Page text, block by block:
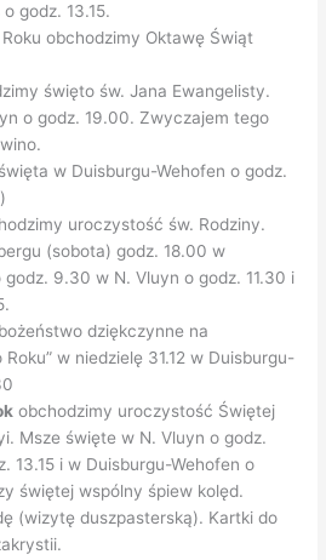
godz. 13.15.
obchodzimy Oktawę Świąt
święto św. Jana Ewangelisty.
o godz. 19.00. Zwyczajem tego
w Duisburgu-Wehofen o godz.
uroczystość św. Rodziny.
(sobota) godz. 18.00 w
godz. 9.30 w N. Vluyn o godz. 11.30 i
dziękczynne na
w niedzielę 31.12 w Duisburgu-
obchodzimy uroczystość Świętej
Msze święte w N. Vluyn o godz.
13.15 i w Duisburgu-Wehofen o
świętej wspólny śpiew kolęd.
(wizytę duszpasterską). Kartki do